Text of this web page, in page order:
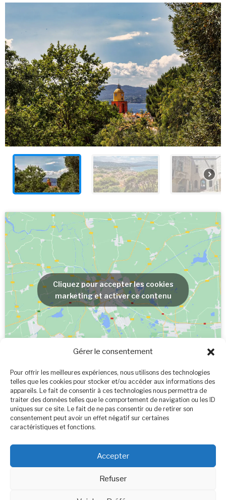
Gérer le consentement
Pour offrir les meilleures expériences, nous utilisons des technologies
telles que les cookies pour stocker et/ou accéder aux informations des
appareils. Le fait de consentir à ces technologies nous permettra de
traiter des données telles que le comportement de navigation ou les ID
uniques sur ce site. Le fait de ne pas consentir ou de retirer son
consentement peut avoir un effet négatif sur certaines
caractéristiques et fonctions.
Accepter
Refuser
Cliquez pour accepter les cookies
marketing et activer ce contenu
Cliquez pour accepter les cookies
marketing et activer ce contenu
Politique de cookies (UE)